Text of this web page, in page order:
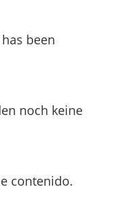
been
noch keine
contenido.